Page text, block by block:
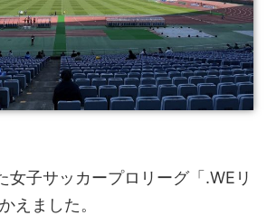
女子サッカープロリーグ「.WEリ
えました。